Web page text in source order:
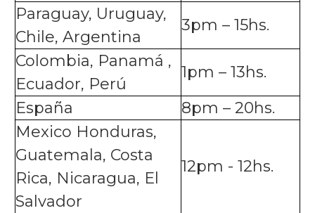
Paraguay, Uruguay,
Chile, Argentina
3pm – 15hs.
Colombia, Panamá ,
Ecuador, Perú
1pm – 13hs.
España
8pm – 20hs.
Mexico Honduras,
Guatemala, Costa
Rica, Nicaragua, El
Salvador
12pm - 12hs.